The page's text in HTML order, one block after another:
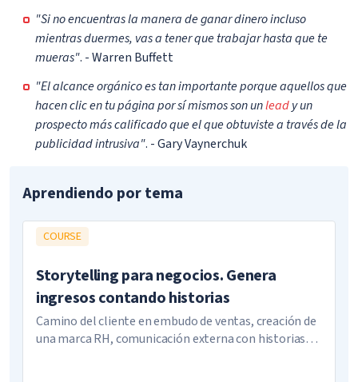
"Si no encuentras la manera de ganar dinero incluso
mientras duermes, vas a tener que trabajar hasta que te
mueras". - Warren Buffett
"El alcance orgánico es tan importante porque aquellos que
hacen clic en tu página por sí mismos son unleady un
prospecto más calificado que el que obtuviste a través de la
publicidad intrusiva". - Gary Vaynerchuk
Aprendiendo por tema
COURSE
Storytelling para negocios. Genera
ingresos contando historias
Camino del cliente en embudo de ventas, creación de
una marca RH, comunicación externa con historias